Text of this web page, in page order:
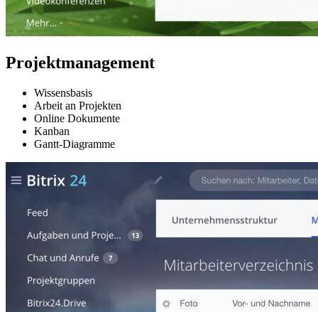
Projektmanagement
Wissensbasis
Arbeit an Projekten
Online Dokumente
Kanban
Gantt-Diagramme